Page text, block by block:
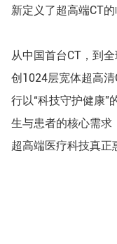
新定义了超高端CT的
从中国首台CT，到
创1024层宽体超高
行以“科技守护健康”
生与患者的核心需求
超高端医疗科技真正